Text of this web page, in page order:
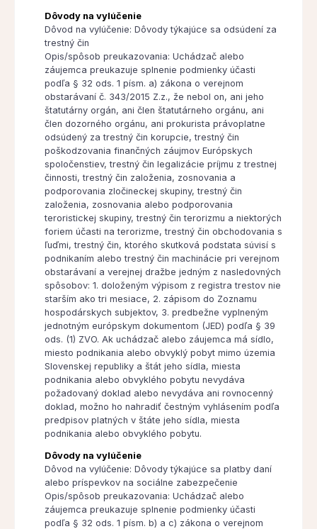
Dôvody na vylúčenie
Dôvod na vylúčenie: Dôvody týkajúce sa odsúdení za
trestný čin
Opis/spôsob preukazovania: Uchádzač alebo
záujemca preukazuje splnenie podmienky účasti
podľa § 32 ods. 1 písm. a) zákona o verejnom
obstarávaní č. 343/2015 Z.z., že nebol on, ani jeho
štatutárny orgán, ani člen štatutárneho orgánu, ani
člen dozorného orgánu, ani prokurista právoplatne
odsúdený za trestný čin korupcie, trestný čin
poškodzovania finančných záujmov Európskych
spoločenstiev, trestný čin legalizácie príjmu z trestnej
činnosti, trestný čin založenia, zosnovania a
podporovania zločineckej skupiny, trestný čin
založenia, zosnovania alebo podporovania
teroristickej skupiny, trestný čin terorizmu a niektorých
foriem účasti na terorizme, trestný čin obchodovania s
ľuďmi, trestný čin, ktorého skutková podstata súvisí s
podnikaním alebo trestný čin machinácie pri verejnom
obstarávaní a verejnej dražbe jedným z nasledovných
spôsobov: 1. doloženým výpisom z registra trestov nie
starším ako tri mesiace, 2. zápisom do Zoznamu
hospodárskych subjektov, 3. predbežne vyplneným
jednotným európskym dokumentom (JED) podľa § 39
ods. (1) ZVO. Ak uchádzač alebo záujemca má sídlo,
miesto podnikania alebo obvyklý pobyt mimo územia
Slovenskej republiky a štát jeho sídla, miesta
podnikania alebo obvyklého pobytu nevydáva
požadovaný doklad alebo nevydáva ani rovnocenný
doklad, možno ho nahradiť čestným vyhlásením podľa
predpisov platných v štáte jeho sídla, miesta
podnikania alebo obvyklého pobytu.
Dôvody na vylúčenie
Dôvod na vylúčenie: Dôvody týkajúce sa platby daní
alebo príspevkov na sociálne zabezpečenie
Opis/spôsob preukazovania: Uchádzač alebo
záujemca preukazuje splnenie podmienky účasti
podľa § 32 ods. 1 písm. b) a c) zákona o verejnom